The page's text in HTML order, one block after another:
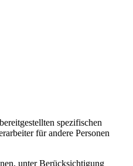
spezifischen
für andere Personen
unter Berücksichtigung